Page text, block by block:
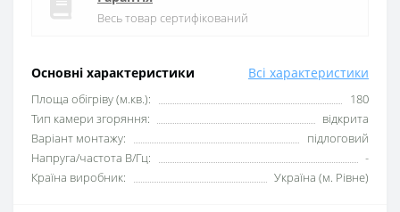
Основні характеристики Всі характеристики
Площа обігріву (м.кв.):
180
Тип камери згоряння:
відкрита
Варіант монтажу:
підлоговий
Напруга/частота В/Гц:
-
Країна виробник:
Україна (м. Рівне)
Весь товар сертифікований